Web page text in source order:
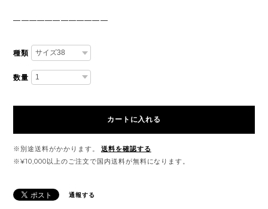
————————————
種類
数量
カートに入れる
※別途送料がかかります。
送料を確認する
※¥10,000以上のご注文で国内送料が無料になります。
通報する